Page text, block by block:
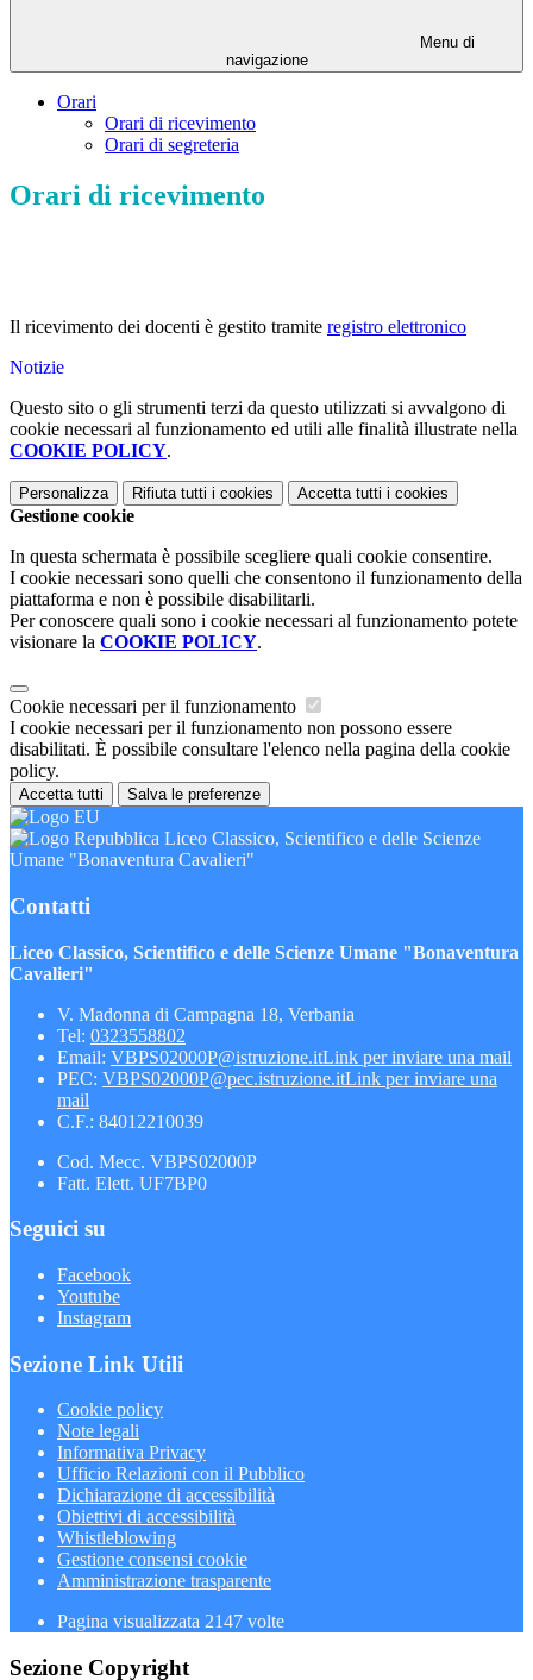
Menu di
navigazione
Orari
Orari di ricevimento
Orari di segreteria
Orari di ricevimento
Il ricevimento dei docenti è gestito tramite registro elettronico
Notizie
Questo sito o gli strumenti terzi da questo utilizzati si avvalgono di
cookie necessari al funzionamento ed utili alle finalità illustrate nella
COOKIE POLICY.
Personalizza Rifiuta tutti i cookies Accetta tutti i cookies
Gestione cookie
In questa schermata è possibile scegliere quali cookie consentire.
I cookie necessari sono quelli che consentono il funzionamento della
piattaforma e non è possibile disabilitarli.
Per conoscere quali sono i cookie necessari al funzionamento potete
visionare la COOKIE POLICY.
Cookie necessari per il funzionamento
I cookie necessari per il funzionamento non possono essere
disabilitati. È possibile consultare l'elenco nella pagina della cookie
policy.
Accetta tutti Salva le preferenze
Liceo Classico, Scientifico e delle Scienze
Umane "Bonaventura Cavalieri"
Contatti
Liceo Classico, Scientifico e delle Scienze Umane "Bonaventura
Cavalieri"
V. Madonna di Campagna 18, Verbania
Tel: 0323558802
Email: VBPS02000P@istruzione.itLink per inviare una mail
PEC: VBPS02000P@pec.istruzione.itLink per inviare una
mail
C.F.: 84012210039
Cod. Mecc. VBPS02000P
Fatt. Elett. UF7BP0
Seguici su
Facebook
Youtube
Instagram
Sezione Link Utili
Cookie policy
Note legali
Informativa Privacy
Ufficio Relazioni con il Pubblico
Dichiarazione di accessibilità
Obiettivi di accessibilità
Whistleblowing
Gestione consensi cookie
Amministrazione trasparente
Pagina visualizzata 2147 volte
Sezione Copyright